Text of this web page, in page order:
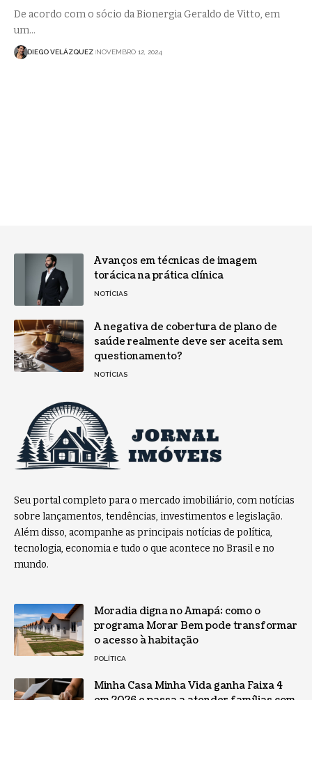
De acordo com o sócio da Bionergia Geraldo de Vitto, em
um…
DIEGO VELÁZQUEZ NOVEMBRO 12, 2024
Avanços em técnicas de imagem
torácica na prática clínica
NOTÍCIAS
A negativa de cobertura de plano de
saúde realmente deve ser aceita sem
questionamento?
NOTÍCIAS
Seu portal completo para o mercado imobiliário, com notícias
sobre lançamentos, tendências, investimentos e legislação.
Além disso, acompanhe as principais notícias de política,
tecnologia, economia e tudo o que acontece no Brasil e no
mundo.
Moradia digna no Amapá: como o
programa Morar Bem pode transformar
o acesso à habitação
POLÍTICA
Minha Casa Minha Vida ganha Faixa 4
em 2026 e passa a atender famílias com